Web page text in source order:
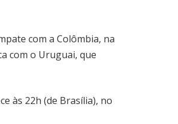
com a Colômbia, na
com o Uruguai, que
às 22h (de Brasília), no